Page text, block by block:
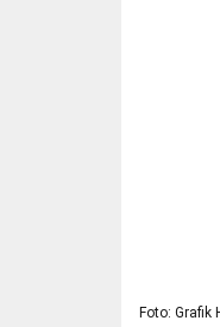
Foto: Grafik